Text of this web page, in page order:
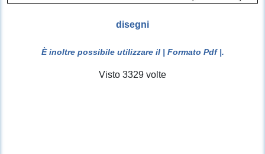
disegni
È inoltre possibile utilizzare il | Formato Pdf |.
Visto 3329 volte